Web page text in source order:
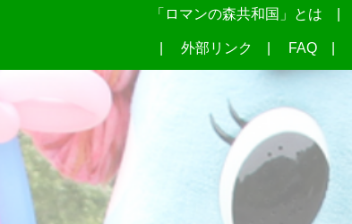
「ロマンの森共和国」とは
外部リンク FAQ